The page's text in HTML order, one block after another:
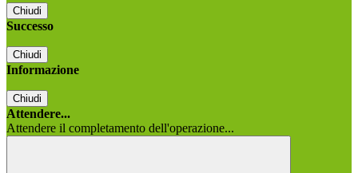
Chiudi
Successo
Chiudi
Informazione
Chiudi
Attendere...
Attendere il completamento dell'operazione...